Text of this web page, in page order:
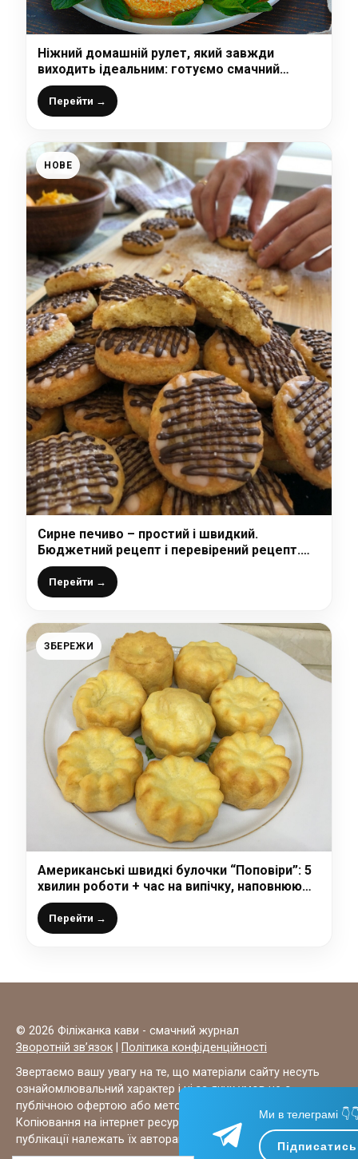
Ніжний домашній рулет, який завжди
виходить ідеальним: готуємо смачний
десерт до чаю з сирним кремом
Перейти →
НОВЕ
Сирне печиво – простий і швидкий.
Бюджетний рецепт і перевірений рецепт.
Рекомендую!
Перейти →
ЗБЕРЕЖИ
Американські швидкі булочки “Поповіри”: 5
хвилин роботи + час на випічку, наповнюю
будь-якою начинкою хоч солоною хоч
солодкою
Перейти →
© 2026 Філіжанка кави - смачний журнал
Зворотній зв’язок
Політика конфіденційності
Звертаємо вашу увагу на те, що матеріали сайту несуть
ознайомлювальний характер і ні за яких умов не є
публічною офертою або методиками для лікування.
Копіювання на інтернет ресурси ЗАБОРОНЕНО, всі права на
публікації належать їх авторам.
Ми в телеграмі
Підписатись